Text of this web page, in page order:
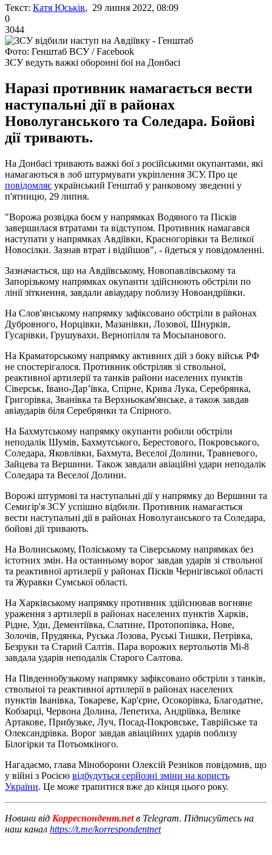
Текст: Катя Юськів, 29 липня 2022, 08:09
0
3044
Фото: Генштаб ВСУ / Facebook
ЗСУ ведуть важкі оборонні бої на Донбасі
Наразі противник намагається вести
наступальні дії в районах
Новолуганського та Соледара. Бойові
дії тривають.
На Донбасі тривають важкі бої з російськими окупантами, які
намагаються в лоб штурмувати укріплення ЗСУ. Про це
повідомляє український Генштаб у ранковому зведенні у
п'ятницю, 29 липня.
"Ворожа розвідка боєм у напрямках Водяного та Пісків
завершилася втратами та відступом. Противник намагався
наступати у напрямках Авдіївки, Красногорівки та Великої
Новосілки. Зазнав втрат і відійшов", - йдеться у повідомленні.
Зазначається, що на Авдіївському, Новопавлівському та
Запорізькому напрямках окупанти здійснюють обстріли по
лінії зіткнення, завдали авіаудару поблизу Новоандріївки.
На Слов'янському напрямку зафіксовано обстріли в районах
Дубровного, Норцівки, Мазанівки, Лозової, Шнурків,
Гусарівки, Грушувахи, Вернопілля та Мосьпанового.
На Краматорському напрямку активних дій з боку військ РФ
не спостерігалося. Противник обстріляв зі ствольної,
реактивної артилерії та танків райони населених пунктів
Сіверськ, Івано-Дар’ївка, Спірне, Крива Лука, Серебрянка,
Григорівка, Званівка та Верхньокам'янське, а також завдав
авіаударів біля Серебрянки та Спірного.
На Бахмутському напрямку окупанти робили обстріли
неподалік Шумів, Бахмутського, Берестового, Покровського,
Соледара, Яковлівки, Бахмута, Веселої Долини, Травневого,
Зайцева та Вершини. Також завдали авіаційні удари неподалік
Соледара та Веселої Долини.
Ворожі штурмові та наступальні дії у напрямку до Вершини та
Семигір'я ЗСУ успішно відбили. Противник намагається
вести наступальні дії в районах Новолуганського та Соледара,
бойові дії тривають.
На Волинському, Поліському та Сіверському напрямках без
істотних змін. На останньому ворог завдав ударів зі ствольної
та реактивної артилерії у районах Пісків Чернігівської області
та Журавки Сумської області.
На Харківському напрямку противник здійснював вогняне
ураження з артилерії в районах населених пунктів Харків,
Рідне, Уди, Дементіївка, Слатине, Протопопівка, Нове,
Золочів, Прудянка, Руська Лозова, Руські Тишки, Петрівка,
Безруки та Старий Салтів. Пара ворожих вертольотів Мі-8
завдала ударів неподалік Старого Салтова.
На Південнобузькому напрямку зафіксовано обстріли з танків,
ствольної та реактивної артилерії в районах населених
пунктів Іванівка, Токареве, Кар'єрне, Осокорівка, Благодатне,
Кобзарці, Червона Долина, Лепетиха, Андріївка, Велике
Артакове, Прибузьке, Луч, Посад-Покровське, Таврійське та
Олександрівка. Ворог завдав авіаційних ударів поблизу
Білогірки та Потьомкіного.
Нагадаємо, глава Міноборони Олексій Резніков повідомив, що
у війні з Росією відбудуться серйозні зміни на користь
України. Це може трапитися вже до кінця цього року.
Новини від Корреспондент.netв Telegram. Підписуйтесь на
наш канал https://t.me/korrespondentnet